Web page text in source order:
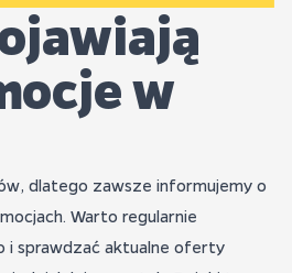
w
dlatego zawsze informujemy o
Warto regularnie
sprawdzać aktualne oferty